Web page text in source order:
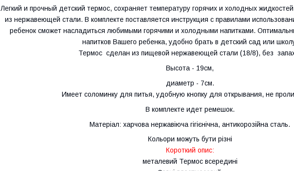
Легкий и прочный детский термос, сохраняет температуру горячих и холодных
из нержавеющей стали. В комплекте поставляется инструкция с правилами
ребенок сможет насладиться любимыми горячими и холодными напитками.
напитков Вашего ребенка, удобно брать в детский сад или
Термос сделан из пищевой нержавеющей стали (18/8), без
Высота - 19см,
диаметр - 7см.
Имеет соломинку для питья, удобную кнопку для открывания, не
В комплекте идет ремешок.
Матеріал: харчова нержавіюча гігієнічна, антикорозійна сталь.
Кольори можуть бути різні
Короткий опис:
металевий Термос всередині